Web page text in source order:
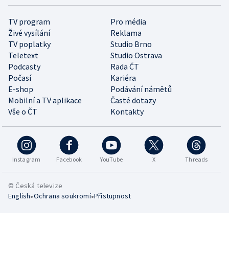
TV program
Pro média
Živé vysílání
Reklama
TV poplatky
Studio Brno
Teletext
Studio Ostrava
Podcasty
Rada ČT
Počasí
Kariéra
E-shop
Podávání námětů
Mobilní a TV aplikace
Časté dotazy
Vše o ČT
Kontakty
Instagram Facebook YouTube X Threads
© Česká televize
English•Ochrana soukromí•Přístupnost